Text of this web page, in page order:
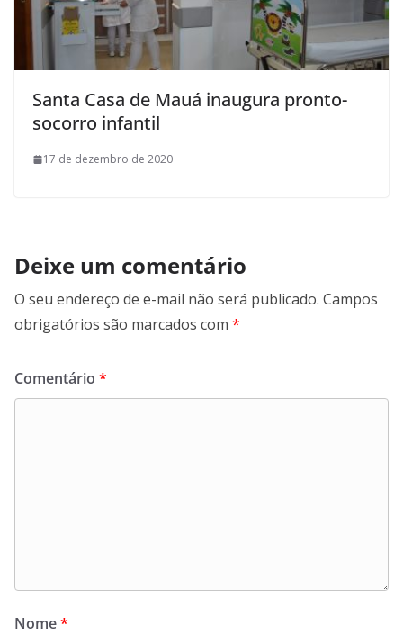
Santa Casa de Mauá inaugura pronto-
socorro infantil
17 de dezembro de 2020
Deixe um comentário
O seu endereço de e-mail não será publicado. Campos
obrigatórios são marcados com *
Comentário *
Nome*